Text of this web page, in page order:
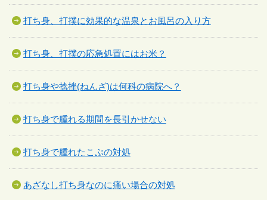
打ち身、打撲に効果的な温泉とお風呂の入り方
打ち身、打撲の応急処置にはお米？
打ち身や捻挫(ねんざ)は何科の病院へ？
打ち身で腫れる期間を長引かせない
打ち身で腫れたこぶの対処
あざなし打ち身なのに痛い場合の対処